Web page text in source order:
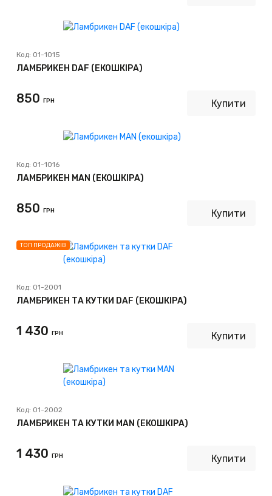
Код: 01-1015
ЛАМБРИКЕН DAF (ЕКОШКІРА)
850 ГРН Купити
Код: 01-1016
ЛАМБРИКЕН MAN (ЕКОШКІРА)
850 ГРН Купити
ТОП ПРОДАЖІВ
Код: 01-2001
ЛАМБРИКЕН ТА КУТКИ DAF (ЕКОШКІРА)
1 430 ГРН Купити
Код: 01-2002
ЛАМБРИКЕН ТА КУТКИ MAN (ЕКОШКІРА)
1 430 ГРН Купити